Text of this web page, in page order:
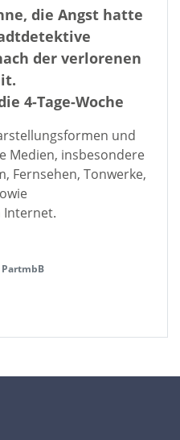
die Angst hatte
der verlorenen
4-Tage-Woche
und
Medien, insbesondere
Fernsehen, Tonwerke,
Internet.